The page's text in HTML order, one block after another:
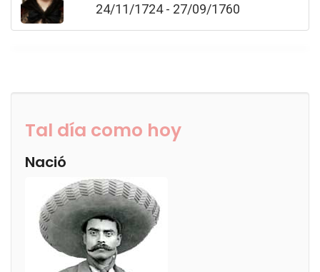
24/11/1724 - 27/09/1760
Tal día como hoy
Nació